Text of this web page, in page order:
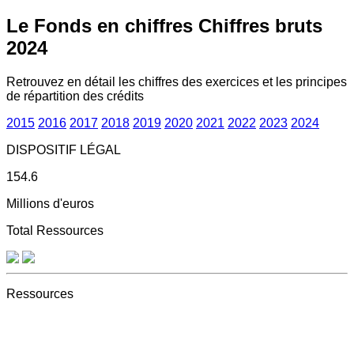
Le Fonds en chiffres Chiffres bruts
2024
Retrouvez en détail les chiffres des exercices et les principes
de répartition des crédits
2015 2016 2017 2018 2019 2020 2021 2022 2023 2024
DISPOSITIF LÉGAL
154.6
Millions d'euros
Total Ressources
Ressources